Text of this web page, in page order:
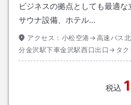
ビジネスの拠点としても最適
サウナ設備、ホテル…
アクセス： 小松空港→高速バス
分金沢駅下車金沢駅西口出口→タク
税込